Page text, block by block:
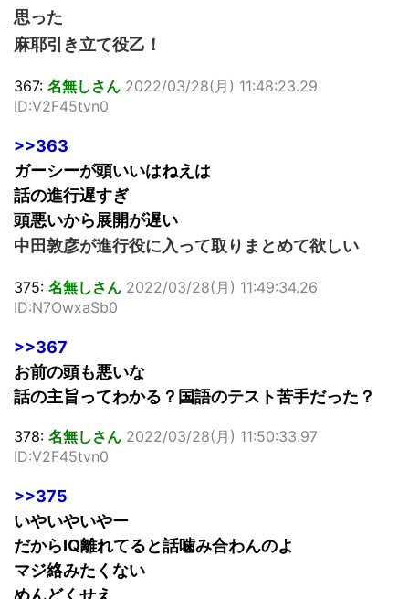
思った
麻耶引き立て役乙！
367: 名無しさん 2022/03/28(月) 11:48:23.29
ID:V2F45tvn0
>>363
ガーシーが頭いいはねえは
話の進行遅すぎ
頭悪いから展開が遅い
中田敦彦が進行役に入って取りまとめて欲しい
375: 名無しさん 2022/03/28(月) 11:49:34.26
ID:N7OwxaSb0
>>367
お前の頭も悪いな
話の主旨ってわかる？国語のテスト苦手だった？
378: 名無しさん 2022/03/28(月) 11:50:33.97
ID:V2F45tvn0
>>375
いやいやいやー
だからIQ離れてると話噛み合わんのよ
マジ絡みたくない
めんどくせえ